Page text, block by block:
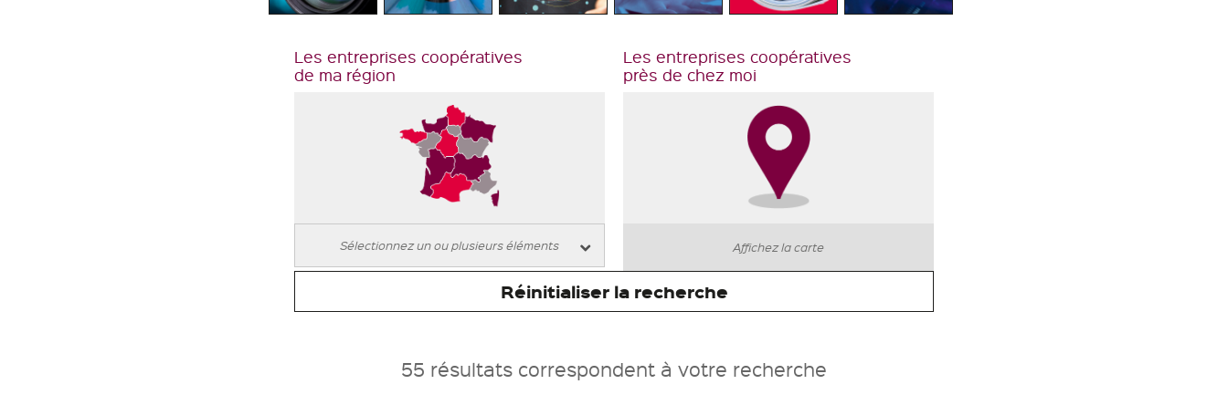
Les entreprises coopératives
de ma région
Les entreprises coopératives
près de chez moi
Affichez la carte
Réinitialiser la recherche
55 résultats correspondent à votre recherche